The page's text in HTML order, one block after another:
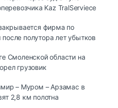
Kaz TralServiece
фирма по
полутора лет убытков
Смоленской области на
грузовик
– Муром – Арзамас в
2,8 км полотна